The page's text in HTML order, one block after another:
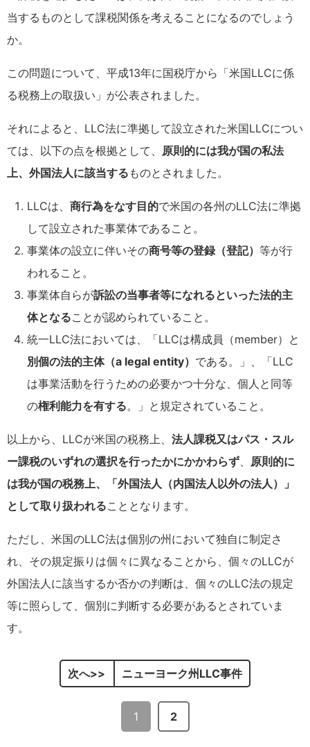
当するものとして課税関係を考えることになるのでしょう
か。
この問題について、平成13年に国税庁から「米国LLCに係
る税務上の取扱い」が公表されました。
それによると、LLC法に準拠して設立された米国LLCについ
ては、以下の点を根拠として、 原則的には我が国の私法
上、外国法人に該当する ものとされました。
LLCは、 商行為をなす目的で米国の各州のLLC法に準拠
して設立された事業体であること。
事業体の設立に伴いその商号等の登録（登記） 等が行
われること。
事業体自らが訴訟の当事者等になれるといった法的主
体となることが認められていること。
統一LLC法においては、「LLCは構成員（member）と
別個の法的主体（a legal entity） である。」、「LLC
は事業活動を行うための必要かつ十分な、個人と同等
の権利能力を有する。」と規定されていること。
以上から、LLCが米国の税務上、 法人課税又はパス・スル
ー課税のいずれの選択を行ったかにかかわらず、 原則的に
は我が国の税務上、「外国法人（内国法人以外の法人）」
として取り扱われることとなります。
ただし、米国のLLC法は個別の州において独自に制定さ
れ、その規定振りは個々に異なることから、個々のLLCが
外国法人に該当するか否かの判断は、個々のLLC法の規定
等に照らして、個別に判断する必要があるとされていま
す。
次へ ニューヨーク州LLC事件
1 2